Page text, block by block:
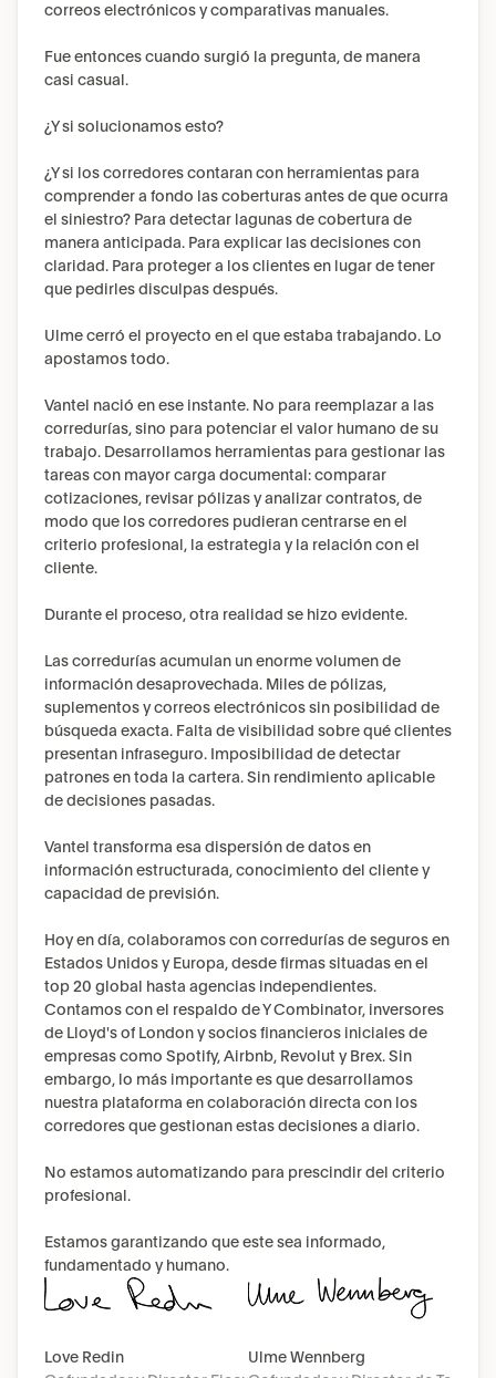
correos electrónicos y comparativas manuales.
Fue entonces cuando surgió la pregunta, de manera
casi casual.
¿Y si solucionamos esto?
¿Y si los corredores contaran con herramientas para
comprender a fondo las coberturas antes de que ocurra
el siniestro? Para detectar lagunas de cobertura de
manera anticipada. Para explicar las decisiones con
claridad. Para proteger a los clientes en lugar de tener
que pedirles disculpas después.
Ulme cerró el proyecto en el que estaba trabajando. Lo
apostamos todo.
Vantel nació en ese instante. No para reemplazar a las
corredurías, sino para potenciar el valor humano de su
trabajo. Desarrollamos herramientas para gestionar las
tareas con mayor carga documental: comparar
cotizaciones, revisar pólizas y analizar contratos, de
modo que los corredores pudieran centrarse en el
criterio profesional, la estrategia y la relación con el
cliente.
Durante el proceso, otra realidad se hizo evidente.
Las corredurías acumulan un enorme volumen de
información desaprovechada. Miles de pólizas,
suplementos y correos electrónicos sin posibilidad de
búsqueda exacta. Falta de visibilidad sobre qué clientes
presentan infraseguro. Imposibilidad de detectar
patrones en toda la cartera. Sin rendimiento aplicable
de decisiones pasadas.
Vantel transforma esa dispersión de datos en
información estructurada, conocimiento del cliente y
capacidad de previsión.
Hoy en día, colaboramos con corredurías de seguros en
Estados Unidos y Europa, desde firmas situadas en el
top 20 global hasta agencias independientes.
Contamos con el respaldo de Y Combinator, inversores
de Lloyd's of London y socios financieros iniciales de
empresas como Spotify, Airbnb, Revolut y Brex. Sin
embargo, lo más importante es que desarrollamos
nuestra plataforma en colaboración directa con los
corredores que gestionan estas decisiones a diario.
No estamos automatizando para prescindir del criterio
profesional.
Estamos garantizando que este sea informado,
fundamentado y humano.
Love Redin
Ulme Wennberg